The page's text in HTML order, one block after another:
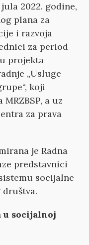
2022. godine,
plana za
i razvoja
za period
projekta
„Usluge
koji
a uz
za prava
je Radna
predstavnici
socijalne
u socijalnoj